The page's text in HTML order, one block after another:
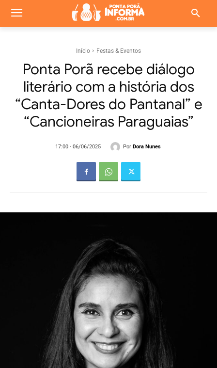
Início Festas & Eventos
Ponta Porã recebe diálogo
literário com a história dos
“Canta-Dores do Pantanal” e
“Cancioneiras Paraguaias”
17:00 - 06/06/2025 Por Dora Nunes